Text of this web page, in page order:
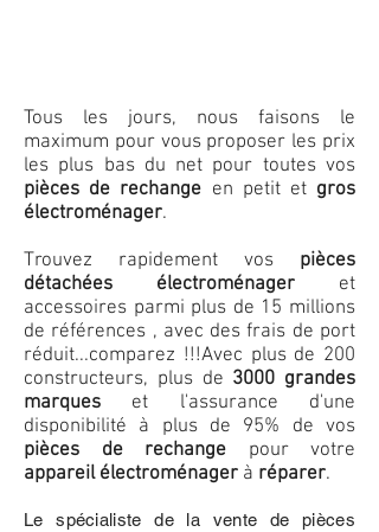
Tous les jours, nous faisons le
maximum pour vous proposer les prix
les plus bas du net pour toutes vos
pièces de rechange en petit et gros
électroménager.
Trouvez rapidement vos pièces
détachées électroménager et
accessoires parmi plus de 15 millions
de références , avec des frais de port
réduit...comparez !!!Avec plus de 200
constructeurs, plus de 3000 grandes
marques et l'assurance d'une
disponibilité à plus de 95% de vos
pièces de rechange pour votre
appareil électroménager à réparer.
Le spécialiste de la vente de pièces